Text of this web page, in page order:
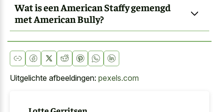
Wat is een American Staffy gemengd
met American Bully?
Uitgelichte afbeeldingen: pexels.com